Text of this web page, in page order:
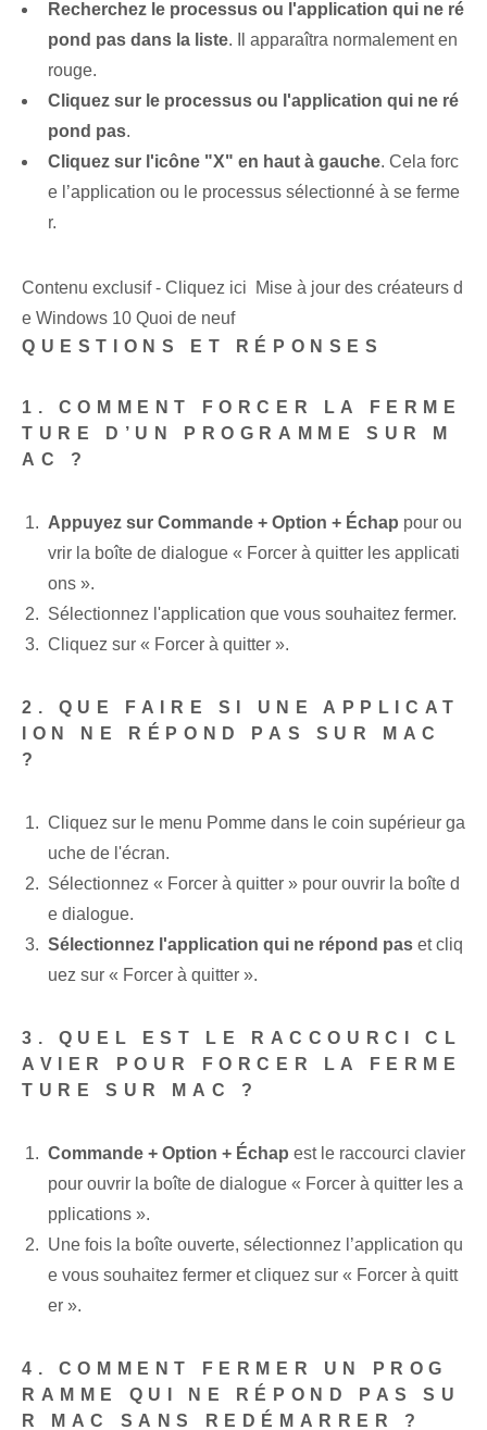
Recherchez le processus ou l'application qui ne ré
pond pas dans la liste. Il apparaîtra normalement en
rouge.
Cliquez sur le processus ou l'application qui ne ré
pond pas.
Cliquez sur l'icône "X" en haut à gauche. Cela forc
e l’application ou le processus sélectionné à se ferme
r.
Contenu exclusif - Cliquez ici Mise à jour des créateurs d
e Windows 10 Quoi de neuf
QUESTIONS ET RÉPONSES
1. COMMENT FORCER LA FERME
TURE D’UN PROGRAMME SUR M
AC ?
Appuyez sur Commande + Option + Échap pour ou
vrir la boîte de dialogue « Forcer à quitter les applicati
ons ».
Sélectionnez l'application que vous souhaitez fermer.
Cliquez sur « Forcer à quitter ».
2. QUE FAIRE SI UNE APPLICAT
ION NE RÉPOND PAS SUR MAC
?
Cliquez sur le menu Pomme dans le coin supérieur ga
uche de l'écran.
Sélectionnez « Forcer à quitter » pour ouvrir la boîte d
e dialogue.
Sélectionnez l'application qui ne répond pas et cliq
uez sur « Forcer à quitter ».
3. QUEL EST LE RACCOURCI CL
AVIER POUR FORCER LA FERME
TURE SUR MAC ?
Commande + Option + Échap est le raccourci clavier
pour ouvrir la boîte de dialogue « Forcer à quitter les a
pplications ».
Une fois la boîte ouverte, sélectionnez l’application qu
e vous souhaitez fermer et cliquez sur « Forcer à quitt
er ».
4. COMMENT FERMER UN PROG
RAMME QUI NE RÉPOND PAS SU
R MAC SANS REDÉMARRER ?